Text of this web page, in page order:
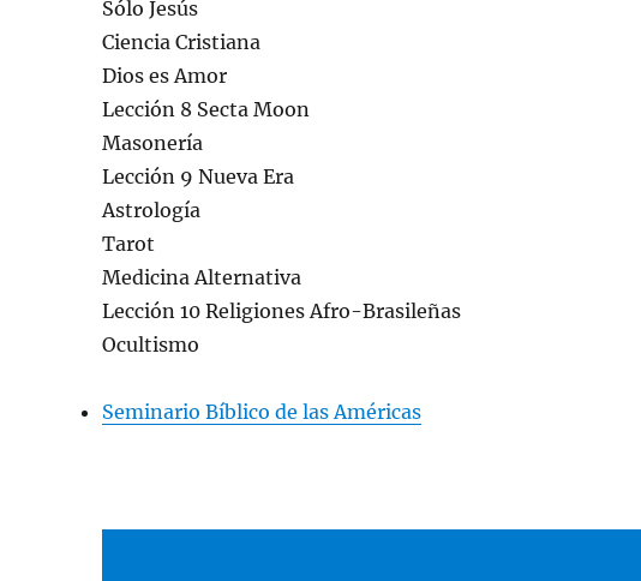
Sólo Jesús
Ciencia Cristiana
Dios es Amor
Lección 8 Secta Moon
Masonería
Lección 9 Nueva Era
Astrología
Tarot
Medicina Alternativa
Lección 10 Religiones Afro-Brasileñas
Ocultismo
Seminario Bíblico de las Américas